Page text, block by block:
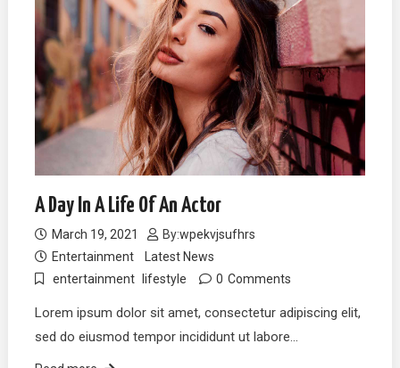
A Day In A Life Of An Actor
March 19, 2021 By:wpekvjsufhrs
Entertainment
Latest News
entertainment
lifestyle 0 Comments
Lorem ipsum dolor sit amet, consectetur adipiscing elit,
sed do eiusmod tempor incididunt ut labore…